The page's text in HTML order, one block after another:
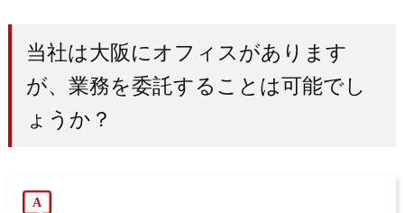
当社は大阪にオフィスがあります
が、業務を委託することは可能でし
ょうか？